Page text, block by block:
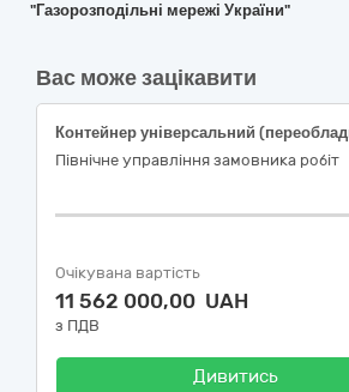
"Газорозподільні мережі України"
Вас може зацікавити
Північне управління замовника робіт
Очікувана вартість
11 562 000,00 UAH
з ПДВ
Дивитись